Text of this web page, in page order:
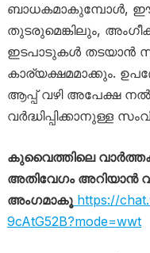
ബാധകമാകുമ്പോൾ, ഈ
തുടരുമെങ്കിലും,
ഇടപാടുകൾ തടയാൻ
കാര്യക്ഷമമാക്കും.
ആപ്പ് വഴി അപേക്ഷ
വർദ്ധിപ്പിക്കാനുള്ള
കുവൈത്തിലെ
അതിവേഗം അറിയാൻ
അംഗമാകൂhttps://
9cAtG52B?mode=wwt